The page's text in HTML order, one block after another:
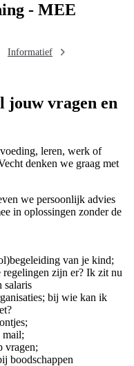
- MEE
Informatief
jouw vragen en
leren, werk of
denken we graag met
we persoonlijk advies
in oplossingen zonder de
van je kind;
zijn er? Ik zit nu
salaris
bij wie kan ik
mail;
vragen;
boodschappen